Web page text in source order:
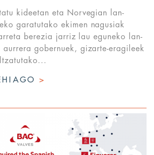
kideetan eta Norvegian lan-
garatutako ekimen nagusiak
berezia jarriz lau eguneko lan-
gobernuek, gizarte-eragileek
>